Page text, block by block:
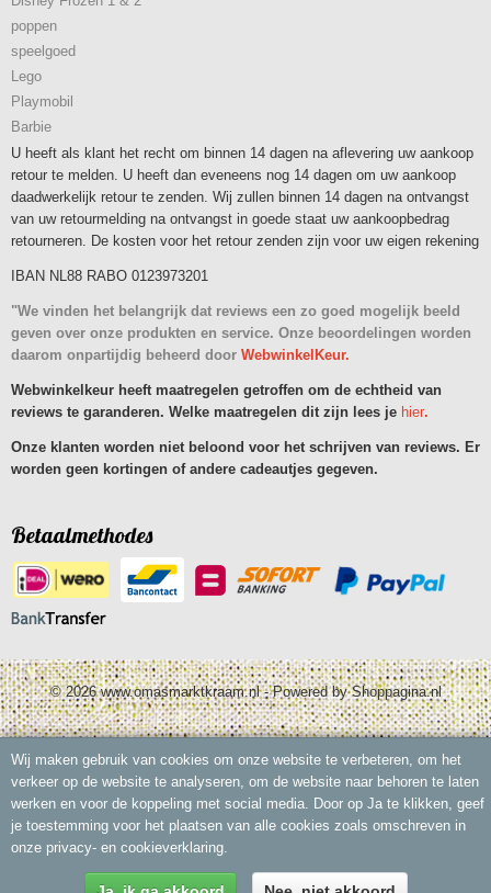
poppen
speelgoed
Lego
Playmobil
Barbie
U heeft als klant het recht om binnen 14 dagen na aflevering uw aankoop
retour te melden. U heeft dan eveneens nog 14 dagen om uw aankoop
daadwerkelijk retour te zenden. Wij zullen binnen 14 dagen na ontvangst
van uw retourmelding na ontvangst in goede staat uw aankoopbedrag
retourneren. De kosten voor het retour zenden zijn voor uw eigen rekening
IBAN NL88 RABO 0123973201
"We vinden het belangrijk dat reviews een zo goed mogelijk beeld
geven over onze produkten en service. Onze beoordelingen worden
daarom onpartijdig beheerd door WebwinkelKeur.
Webwinkelkeur heeft maatregelen getroffen om de echtheid van
reviews te garanderen. Welke maatregelen dit zijn lees je hier.
Onze klanten worden niet beloond voor het schrijven van reviews. Er
worden geen kortingen of andere cadeautjes gegeven.
Betaalmethodes
© 2026 www.omasmarktkraam.nl - Powered by Shoppagina.nl
Wij maken gebruik van cookies om onze website te verbeteren, om het
verkeer op de website te analyseren, om de website naar behoren te laten
werken en voor de koppeling met social media. Door op Ja te klikken, geef
je toestemming voor het plaatsen van alle cookies zoals omschreven in
onze privacy- en cookieverklaring.